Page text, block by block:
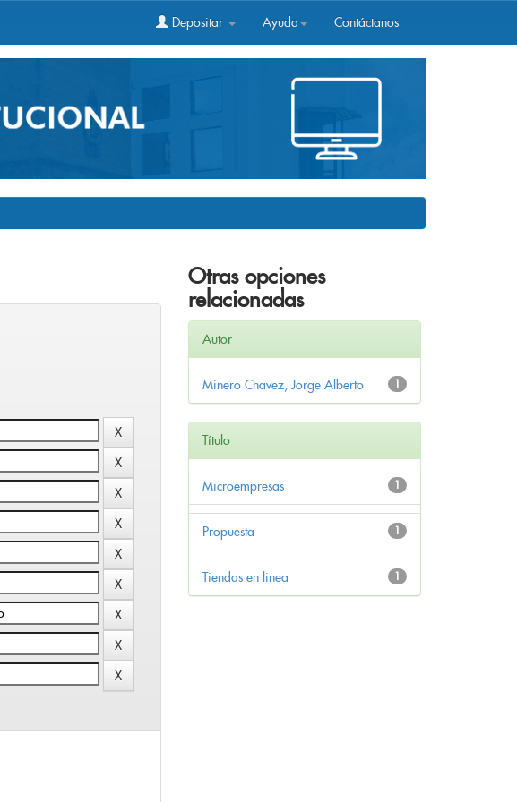
Depositar Ayuda Contáctanos
Otras opciones
relacionadas
Autor
1
Minero Chavez, Jorge Alberto
Título
1
Microempresas
1
Propuesta
1
Tiendas en linea